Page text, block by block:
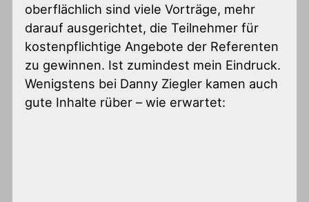
oberflächlich sind viele Vorträge, mehr
darauf ausgerichtet, die Teilnehmer für
kostenpflichtige Angebote der Referenten
zu gewinnen. Ist zumindest mein Eindruck.
Wenigstens bei Danny Ziegler kamen auch
gute Inhalte rüber – wie erwartet: